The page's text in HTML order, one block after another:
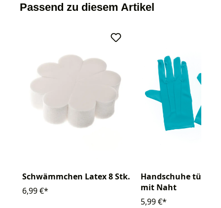
Passend zu diesem Artikel
Schwämmchen Latex 8 Stk.
6,99 €*
Handschuhe türkis
mit Naht
5,99 €*